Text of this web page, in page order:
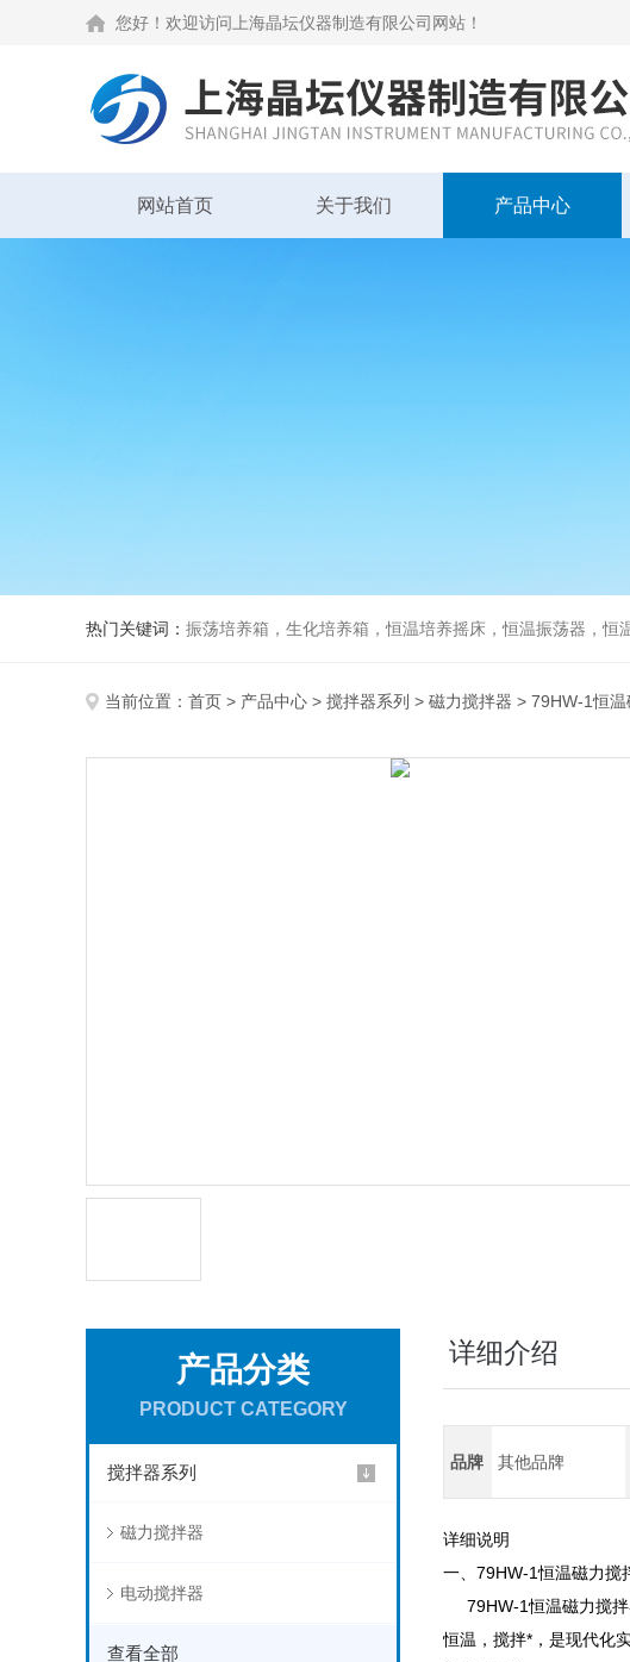
您好！欢迎访问上海晶坛仪器制造有限公司网站！
网站首页 关于我们 产品中心
热门关键词： 振荡培养箱，生化培养箱，恒温培养摇床，恒温振荡器，恒温水槽
当前位置： 首页 > 产品中心 > 搅拌器系列 > 磁力搅拌器 > 79HW-1恒
产品分类
PRODUCT CATEGORY
搅拌器系列
磁力搅拌器
电动搅拌器
查看全部
详细介绍
品牌 其他品牌
详细说明
一、 79HW-1恒温磁力搅
79HW-1恒温磁力搅拌
恒温，搅拌*，是现代化